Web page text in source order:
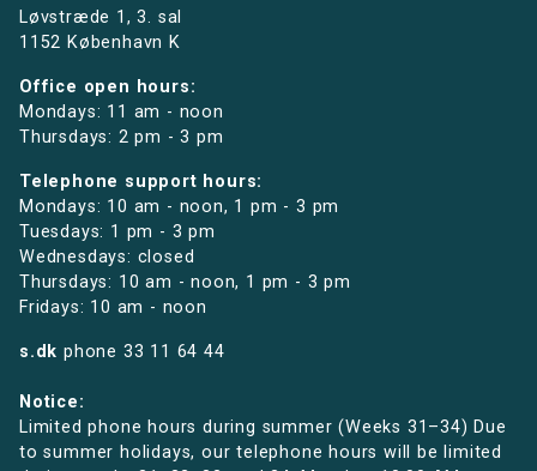
Løvstræde 1,3. sal
1152 København K
Office open hours:
Mondays: 11 am - noon
Thursdays: 2 pm - 3 pm
Telephone support hours:
Mondays: 10 am - noon, 1 pm - 3 pm
Tuesdays: 1 pm - 3 pm
Wednesdays: closed
Thursdays: 10 am - noon, 1 pm - 3 pm
Fridays: 10 am - noon
s.dk phone 33 11 64 44
Notice:
Limited phone hours during summer (Weeks 31–34) Due
to summer holidays, our telephone hours will be limited